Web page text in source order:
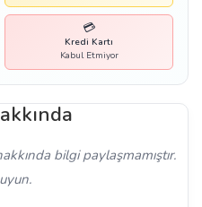
💳
Kredi Kartı
Kabul Etmiyor
bilgi paylaşmamıştır.